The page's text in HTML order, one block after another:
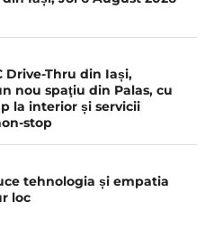
Drive-Thru din Iași,
nou spaţiu din Palas, cu
la interior și servicii
stop
tehnologia și empatia
loc